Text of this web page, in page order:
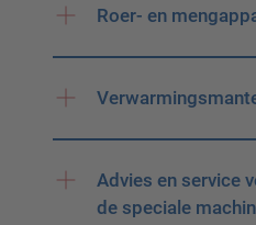
Roer- en
Advies en service
de speciale